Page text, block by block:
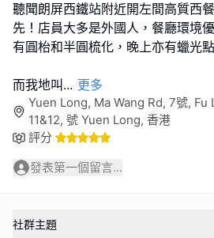
聽聞朗屏西鐵站附近開左間高質西
先！店員大多是外國人，餐廳環境
有圓枱和半圓梳化，晚上亦有蠟光
而我地叫 ... 更多
Yuen Long, Ma Wang Rd, 7號, Fu
11&12, 號 Yuen Long, 香港
評分
發表第一個留言...
社群主題